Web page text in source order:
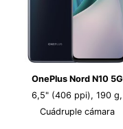
OnePlus Nord N10 5G
6,5" (406 ppi), 190 g,
Cuádruple cámara